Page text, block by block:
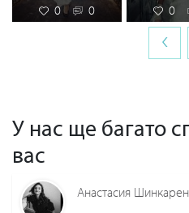
0 0 0
‹
У нас ще багато
вас
Анастасия